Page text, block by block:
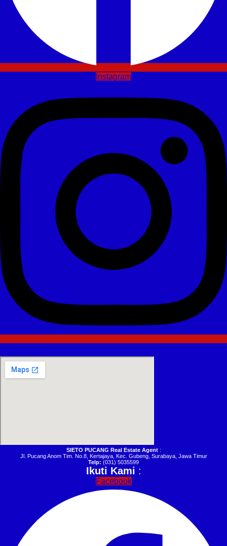
Instagram
SIETO PUCANG Real Estate Agent:
Jl. Pucang Anom Tim. No.8, Kertajaya, Kec. Gubeng, Surabaya, Jawa Timur
Telp: (031) 5035599
Ikuti Kami :
Facebook